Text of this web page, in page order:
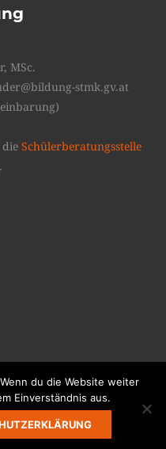
MSc.
stmk.gv.at
Schülerberatungsstelle
Theme: Education Pack
du die Website weiter
Einverständnis aus.